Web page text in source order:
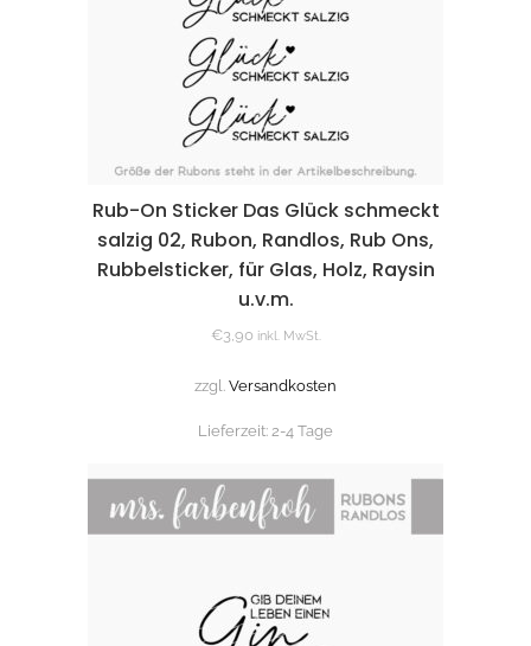
Rub-On Sticker Das Glück schmeckt
salzig 02, Rubon, Randlos, Rub Ons,
Rubbelsticker, für Glas, Holz, Raysin
u.v.m.
€3,90 inkl. MwSt.
zzgl. Versandkosten
Lieferzeit: 2-4 Tage